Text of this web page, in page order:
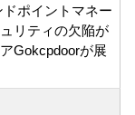
ポイントマネー
リティの欠陥が
Gokcpdoorが展